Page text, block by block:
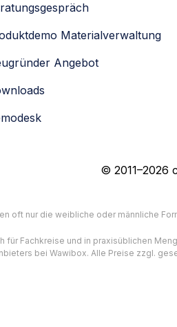
Materialverwaltung
Angebot
© 2011–2026
oft nur die weibliche oder männliche
Fachkreise und in praxisüblichen
bei Wawibox. Alle Preise zzgl.